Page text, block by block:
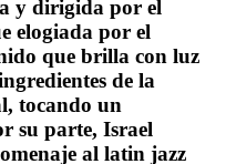
y dirigida por el
elogiada por el
que brilla con luz
de la
tocando un
su parte, Israel
al latin jazz